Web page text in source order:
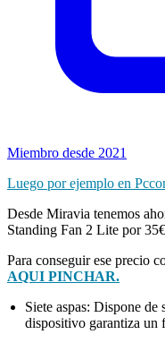
Miembro desde 2021
Luego por ejemplo en
Desde Miravia tenemos
Standing Fan 2 Lite por 35€
Para conseguir ese precio
AQUI PINCHAR.
Siete aspas: Dispone de
dispositivo garantiza un